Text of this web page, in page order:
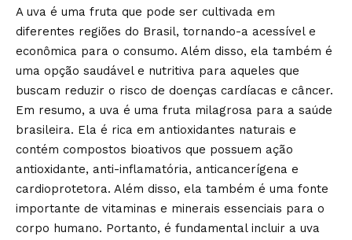
A uva é uma fruta que pode ser cultivada em
diferentes regiões do Brasil, tornando-a acessível e
econômica para o consumo. Além disso, ela também é
uma opção saudável e nutritiva para aqueles que
buscam reduzir o risco de doenças cardíacas e câncer.
Em resumo, a uva é uma fruta milagrosa para a saúde
brasileira. Ela é rica em antioxidantes naturais e
contém compostos bioativos que possuem ação
antioxidante, anti-inflamatória, anticancerígena e
cardioprotetora. Além disso, ela também é uma fonte
importante de vitaminas e minerais essenciais para o
corpo humano. Portanto, é fundamental incluir a uva